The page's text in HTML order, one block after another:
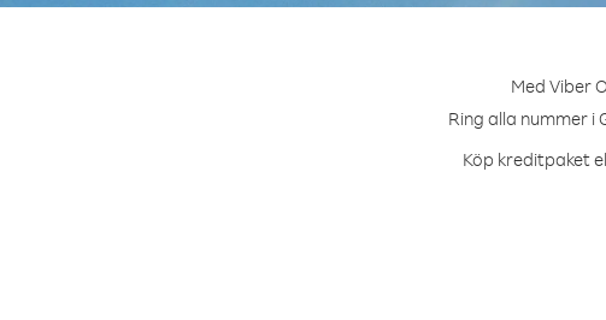
Med Viber
Ring alla nummer i
Köp kreditpaket